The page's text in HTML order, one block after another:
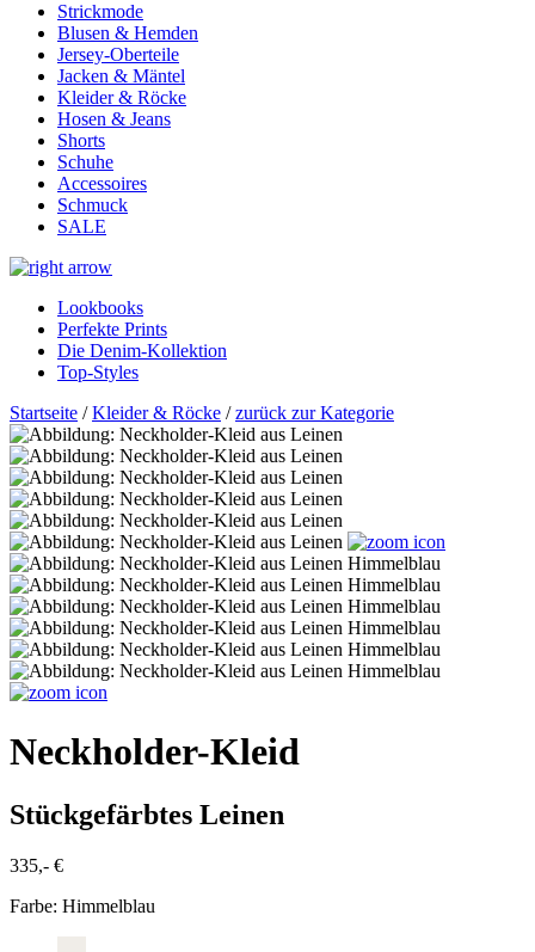
Strickmode
Blusen & Hemden
Jersey-Oberteile
Jacken & Mäntel
Kleider & Röcke
Hosen & Jeans
Shorts
Schuhe
Accessoires
Schmuck
SALE
Lookbooks
Perfekte Prints
Die Denim-Kollektion
Top-Styles
Startseite /Kleider & Röcke /zurück zur Kategorie
Neckholder-Kleid
Stückgefärbtes Leinen
335,- €
Farbe: Himmelblau